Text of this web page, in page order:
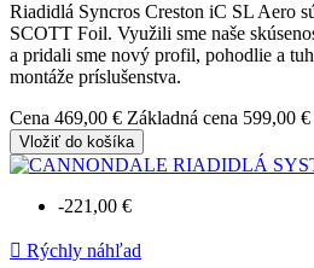
Riadidlá Syncros Creston iC SL Aero
SCOTT Foil. Využili sme naše
a pridali sme nový profil, pohodlie a
montáže príslušenstva.
Cena 469,00 € Základná cena 599,00 €
Vložiť do košíka
-221,00 €
 Rýchly náhľad